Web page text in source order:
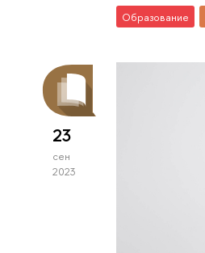
Образование
23
сен
2023